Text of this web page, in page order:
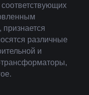
различные
и